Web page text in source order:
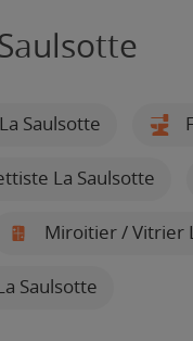
Saulsotte
La Saulsotte
Miroitier / Vitrier
Saulsotte